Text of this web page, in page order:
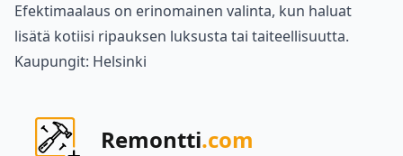
Efektimaalaus on erinomainen valinta, kun haluat
lisätä kotiisi ripauksen luksusta tai taiteellisuutta.
Kaupungit: Helsinki
Remontti.com